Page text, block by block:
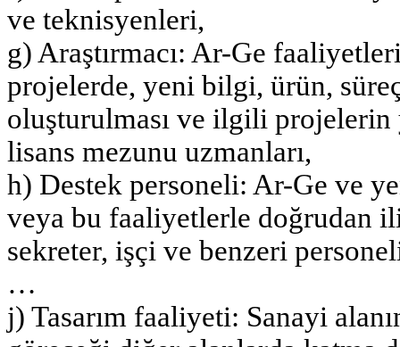
ve teknisyenleri,
g) Araştırmacı: Ar-Ge
projelerde, yeni bilgi, ürün,
oluşturulması ve ilgili
lisans mezunu uzmanları,
h) Destek personeli: Ar-Ge ve
veya bu faaliyetlerle doğrudan
sekreter, işçi ve benzeri
…
j) Tasarım faaliyeti: Sanayi